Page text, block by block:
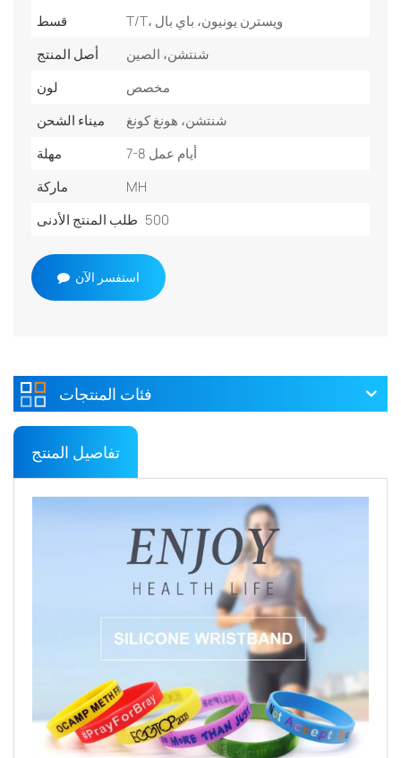
قسط
T/T، ويسترن يونيون، باي بال
أصل المنتج
شنتشن، الصين
لون
مخصص
ميناء الشحن
شنتشن، هونغ كونغ
مهلة
7-8 أيام عمل
ماركة
MH
طلب المنتج الأدنى 500
استفسر الآن
فئات المنتجات
تفاصيل المنتج